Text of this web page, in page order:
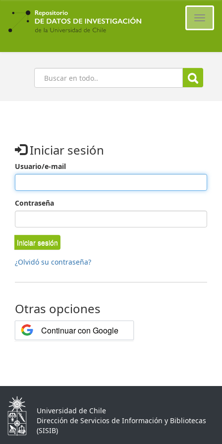
Ir
contenido
principal
Buscar
Iniciar sesión
Usuario/e-mail
Contraseña
Iniciar sesión
¿Olvidó su contraseña?
Otras opciones
Continuar con Google
Universidad de Chile
Dirección de Servicios de Información y Bibliotecas
(SISIB)